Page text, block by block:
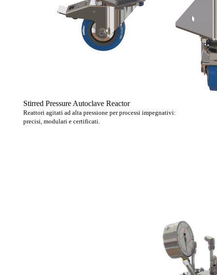
Stirred Pressure Autoclave Reactor
Reattori agitati ad alta pressione per processi impegnativi:
precisi, modulari e certificati.